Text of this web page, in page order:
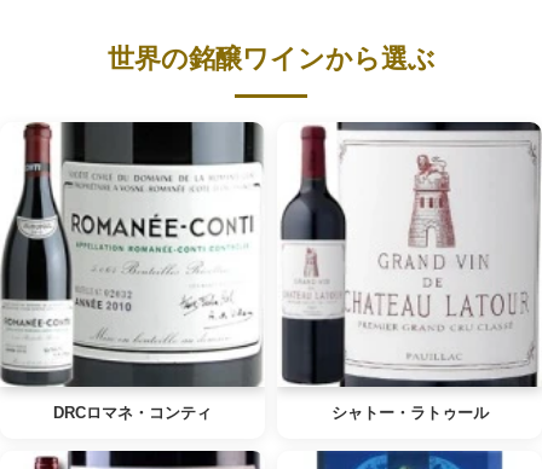
世界の銘醸ワインから選ぶ
DRCロマネ・コンティ シャトー・ラトゥール